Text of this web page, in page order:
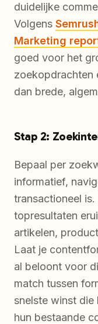
duidelijke
Volgens
Marketing
goed voor het
zoekopdrachten
dan brede,
Stap 2:
Bepaal per
informatief,
transactioneel
topresultaten
artikelen,
Laat je
al beloont voor
match tussen
snelste winst die
hun bestaande